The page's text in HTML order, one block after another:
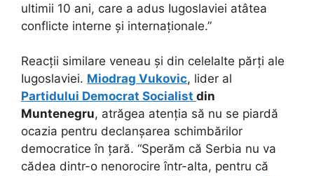
ultimii 10 ani, care a adus Iugoslaviei atâtea
conflicte interne și internaționale.”
Reacții similare veneau și din celelalte părți ale
Iugoslaviei. Miodrag Vukovic, lider al
Partidului Democrat Socialist din
Muntenegru, atrăgea atenția să nu se piardă
ocazia pentru declanșarea schimbărilor
democratice în țară. “Sperăm că Serbia nu va
cădea dintr-o nenorocire într-alta, pentru că